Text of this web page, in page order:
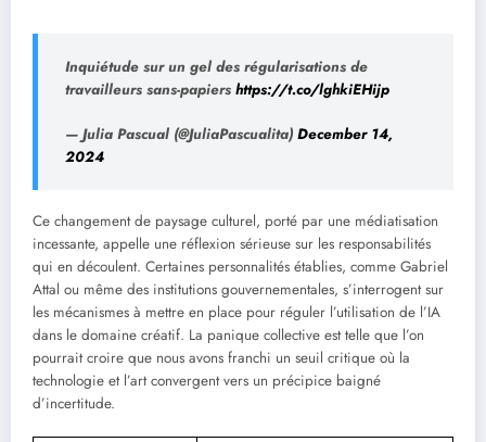
Inquiétude sur un gel des régularisations de
travailleurs sans-papiers https://t.co/lghkiEHijp
— Julia Pascual (@JuliaPascualita) December 14,
2024
Ce changement de paysage culturel, porté par une médiatisation
incessante, appelle une réflexion sérieuse sur les responsabilités
qui en découlent. Certaines personnalités établies, comme Gabriel
Attal ou même des institutions gouvernementales, s’interrogent sur
les mécanismes à mettre en place pour réguler l’utilisation de l’IA
dans le domaine créatif. La panique collective est telle que l’on
pourrait croire que nous avons franchi un seuil critique où la
technologie et l’art convergent vers un précipice baigné
d’incertitude.